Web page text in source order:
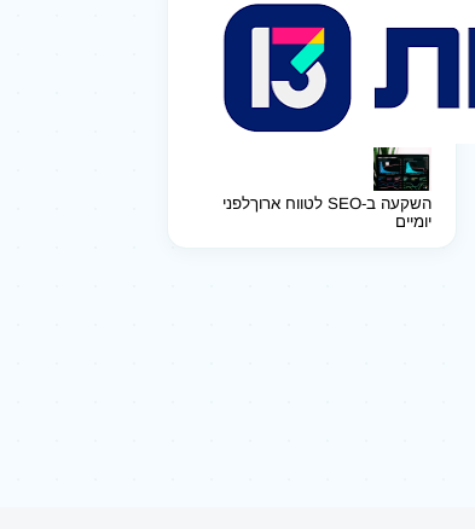
השקעה ב-SEO לטווח ארוך
לפני
יומיים